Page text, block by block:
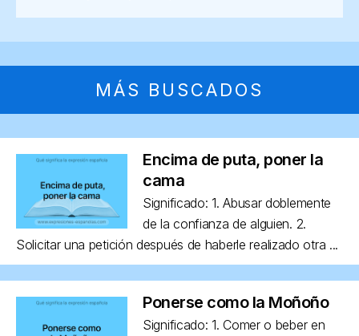
MÁS BUSCADOS
Encima de puta, poner la
cama
Significado: 1. Abusar doblemente
de la confianza de alguien. 2.
Solicitar una petición después de haberle realizado otra ...
Ponerse como la Moñoño
Significado: 1. Comer o beber en